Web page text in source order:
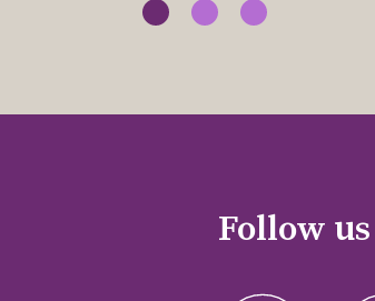
Follow